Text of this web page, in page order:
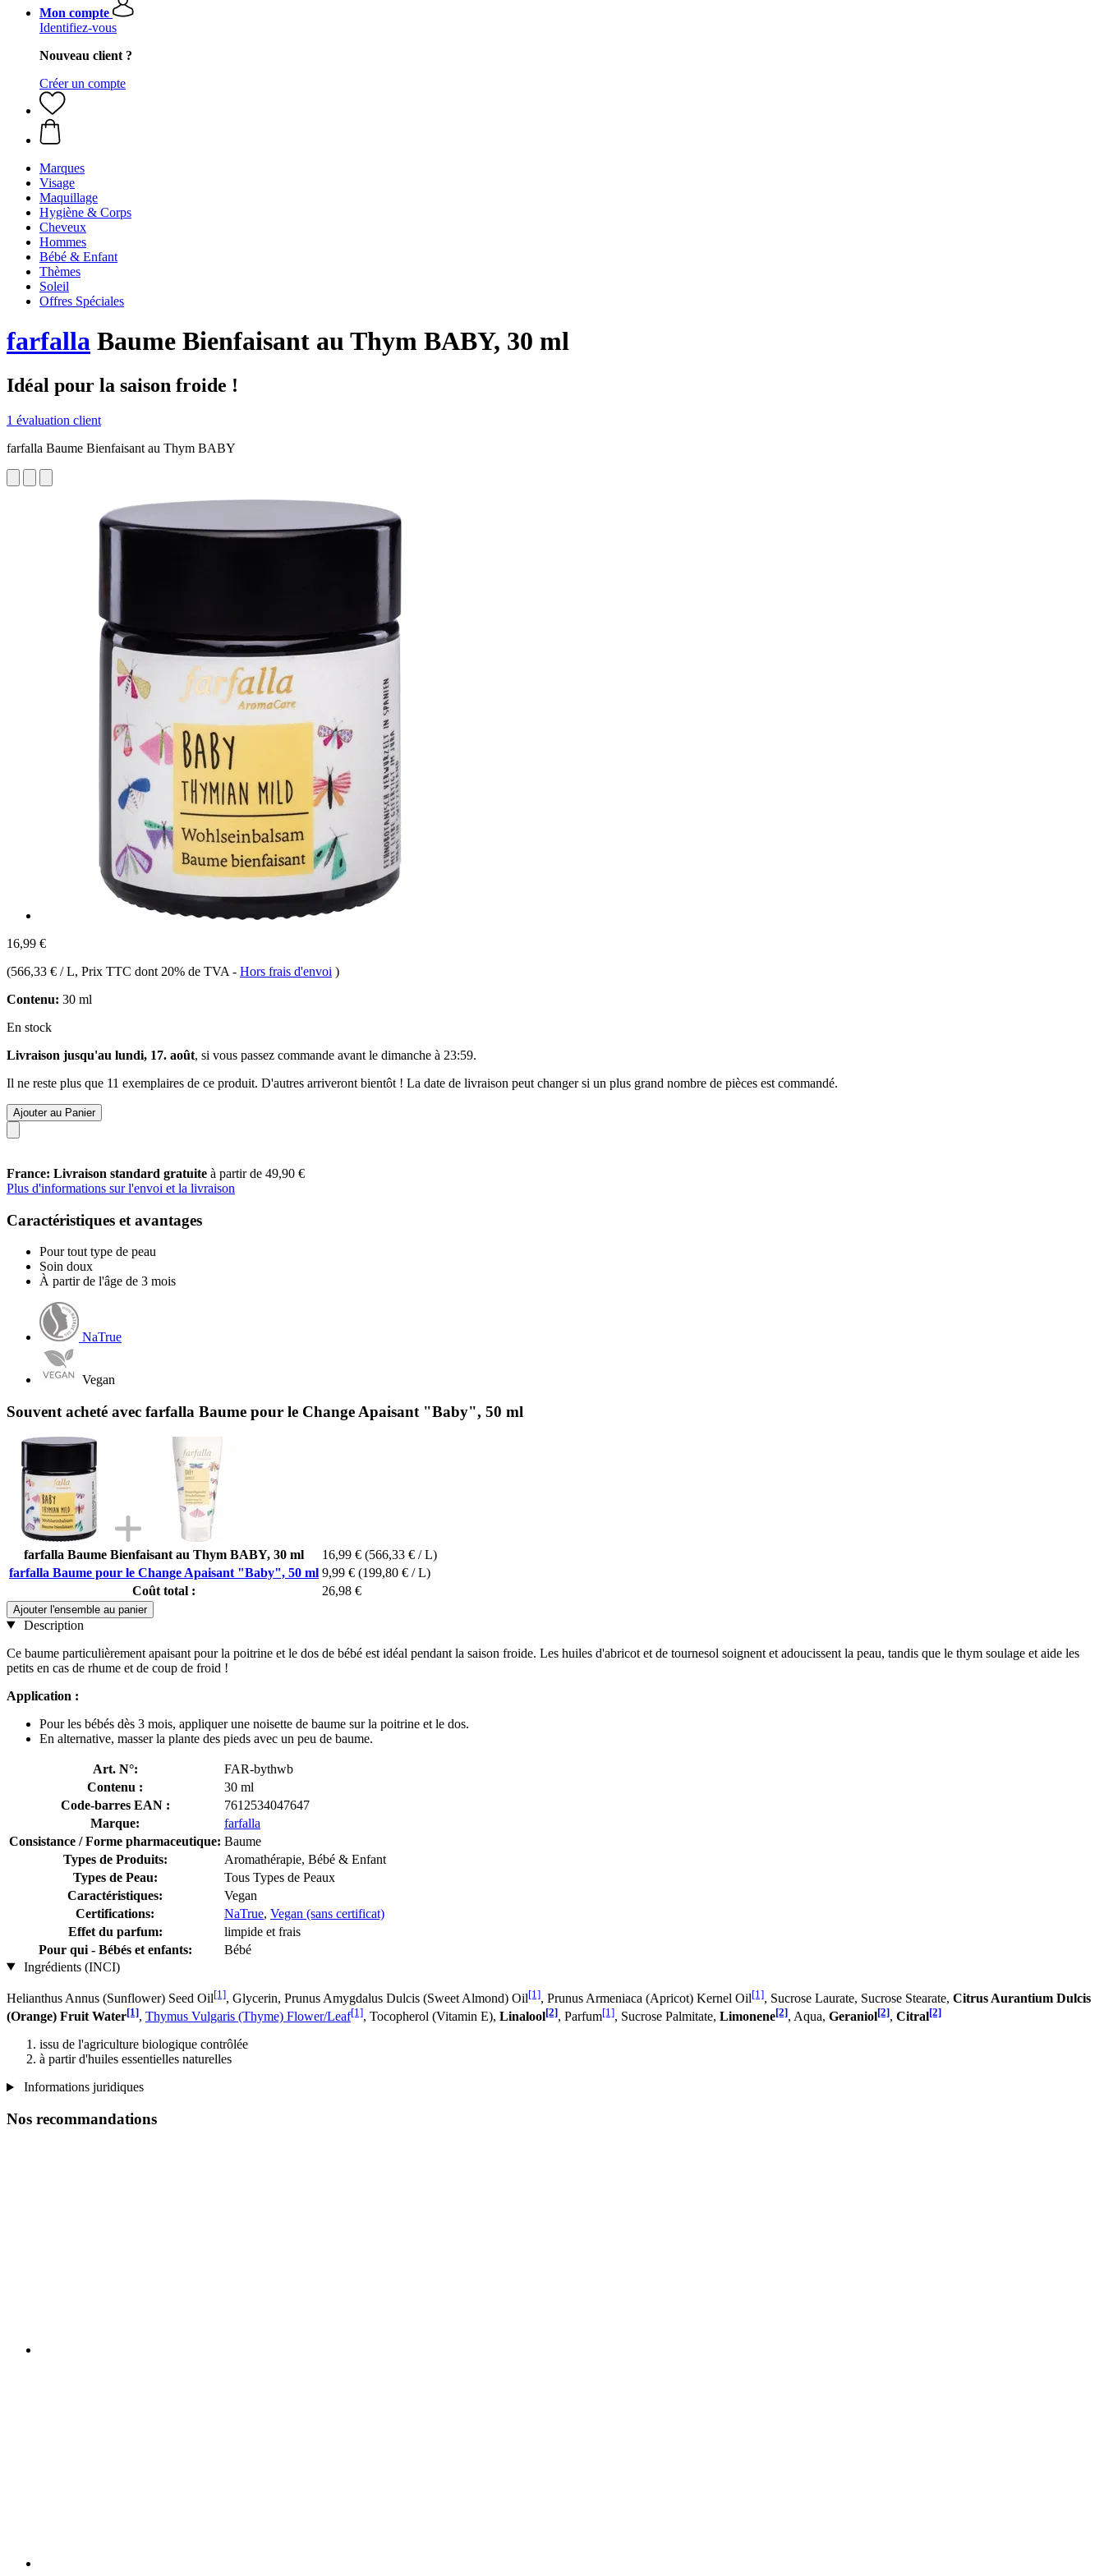
Mon compte
Identifiez-vous
Nouveau client ?
Créer un compte
Marques
Visage
Maquillage
Hygiène & Corps
Cheveux
Hommes
Bébé & Enfant
Thèmes
Soleil
Offres Spéciales
farfalla Baume Bienfaisant au Thym BABY, 30 ml
Idéal pour la saison froide !
1 évaluation client
farfalla Baume Bienfaisant au Thym BABY
16,99 €
(566,33 € / L, Prix TTC dont 20% de TVA - Hors frais d'envoi )
Contenu: 30 ml
En stock
Livraison jusqu'au lundi, 17. août, si vous passez commande avant le dimanche à 23:59.
Il ne reste plus que 11 exemplaires de ce produit. D'autres arriveront bientôt ! La date de livraison peut changer si un plus grand nombre de pièces est commandé.
Ajouter au Panier
France: Livraison standard gratuite à partir de 49,90 €
Plus d'informations sur l'envoi et la livraison
Caractéristiques et avantages
Pour tout type de peau
Soin doux
À partir de l'âge de 3 mois
NaTrue
Vegan
Souvent acheté avec farfalla Baume pour le Change Apaisant "Baby", 50 ml
farfalla Baume Bienfaisant au Thym BABY, 30 ml 16,99 € (566,33 € / L)
farfalla Baume pour le Change Apaisant "Baby", 50 ml 9,99 € (199,80 € / L)
Coût total :
26,98 €
Ajouter l'ensemble au panier
Description
Ce baume particulièrement apaisant pour la poitrine et le dos de bébé est idéal pendant la saison froide. Les huiles d'abricot et de tournesol soignent et adoucissent la peau, tandis que le thym soulage et aide les
petits en cas de rhume et de coup de froid !
Application :
Pour les bébés dès 3 mois, appliquer une noisette de baume sur la poitrine et le dos.
En alternative, masser la plante des pieds avec un peu de baume.
Art. N°:
FAR-bythwb
Contenu :
30 ml
Code-barres EAN :
7612534047647
Marque:
farfalla
Consistance / Forme pharmaceutique: Baume
Types de Produits:
Aromathérapie, Bébé & Enfant
Types de Peau:
Tous Types de Peaux
Caractéristiques:
Vegan
Certifications:
NaTrue, Vegan (sans certificat)
Effet du parfum:
limpide et frais
Pour qui - Bébés et enfants:
Bébé
Ingrédients (INCI)
Helianthus Annus (Sunflower) Seed Oil[1], Glycerin, Prunus Amygdalus Dulcis (Sweet Almond) Oil[1], Prunus Armeniaca (Apricot) Kernel Oil[1], Sucrose Laurate, Sucrose Stearate, Citrus Aurantium Dulcis
(Orange) Fruit Water[1], Thymus Vulgaris (Thyme) Flower/Leaf[1], Tocopherol (Vitamin E), Linalool[2], Parfum[1], Sucrose Palmitate, Limonene[2], Aqua, Geraniol[2], Citral[2]
issu de l'agriculture biologique contrôlée
à partir d'huiles essentielles naturelles
Informations juridiques
Nos recommandations